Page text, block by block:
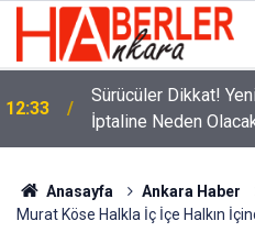
12:33
Sürücüler Dikkat!
İptaline Neden
Anasayfa Ankara Haber
Murat Köse Halkla İç İçe Halkın